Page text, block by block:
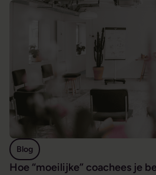
Hoe “moeilijke” coachees je
Blog
Hoe “moeilijke” coachees je beter